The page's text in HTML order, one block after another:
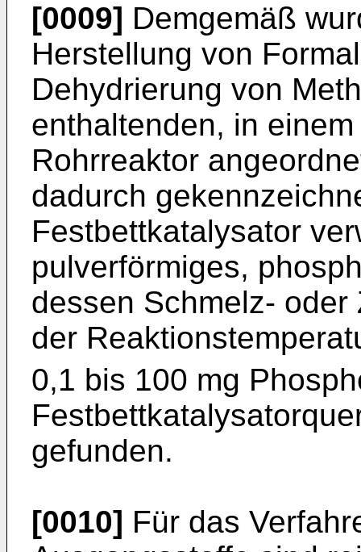
[0009] Demgemäß
Herstellung von
Dehydrierung von
enthaltenden, in
Rohrreaktor
dadurch
Festbettkatalysator
pulverförmiges,
dessen Schmelz-
der
0,1 bis 100 mg
gefunden.
[0010] Für das